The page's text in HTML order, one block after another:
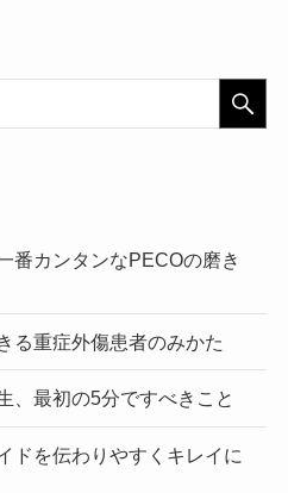
番カンタンなPECOの磨き
る重症外傷患者のみかた
、最初の5分ですべきこと
ドを伝わりやすくキレイに